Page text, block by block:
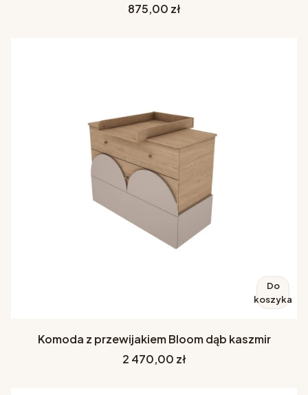
Cena
875,00 zł
Do
koszyka
Komoda z przewijakiem Bloom dąb kaszmir
Cena
2 470,00 zł